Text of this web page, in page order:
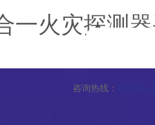
一火灾探测
咨询热线：